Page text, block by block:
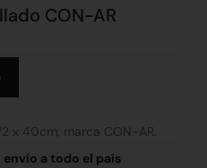
CON-AR
x 40cm, marca CON-AR.
envío a todo el país